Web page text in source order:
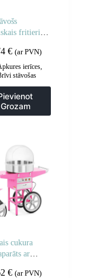
fritieris
€ (ar PVN)
ierīces,
stāvošas
un cepšanas
,
Gastronomija
Grozam
cukura
ar
€ (ar PVN)